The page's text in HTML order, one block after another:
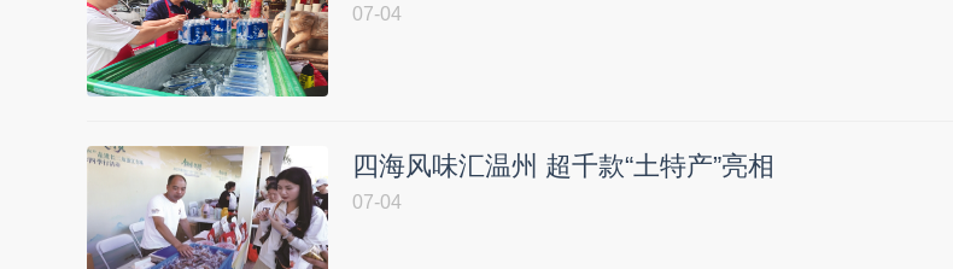
07-04
四海风味汇温州 超千款“土特产”亮相
07-04